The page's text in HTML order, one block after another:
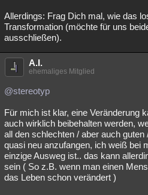
Allerdings: Frag Dich mal, wie das
Transformation (möchte für uns
ausschließen).
A.I.
ehemaliges Mitglied
@stereotyp
Für mich ist klar, eine Veränderung
auch wirklich beibehalten werden,
all den schlechten / aber auch
quasi neu anzufangen, ich weiß bei
einzige Ausweg ist.. das kann
sein ( So z.B. wenn man einen
das Leben schon verändert )